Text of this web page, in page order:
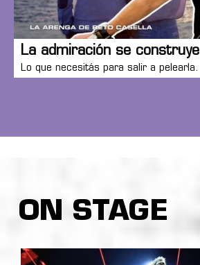
La admiración se construye
Lo que necesitás para salir a pelearla.
ON STAGE